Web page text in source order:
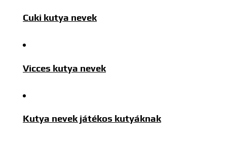
Cuki kutya nevek
Vicces kutya nevek
Kutya nevek játékos kutyáknak